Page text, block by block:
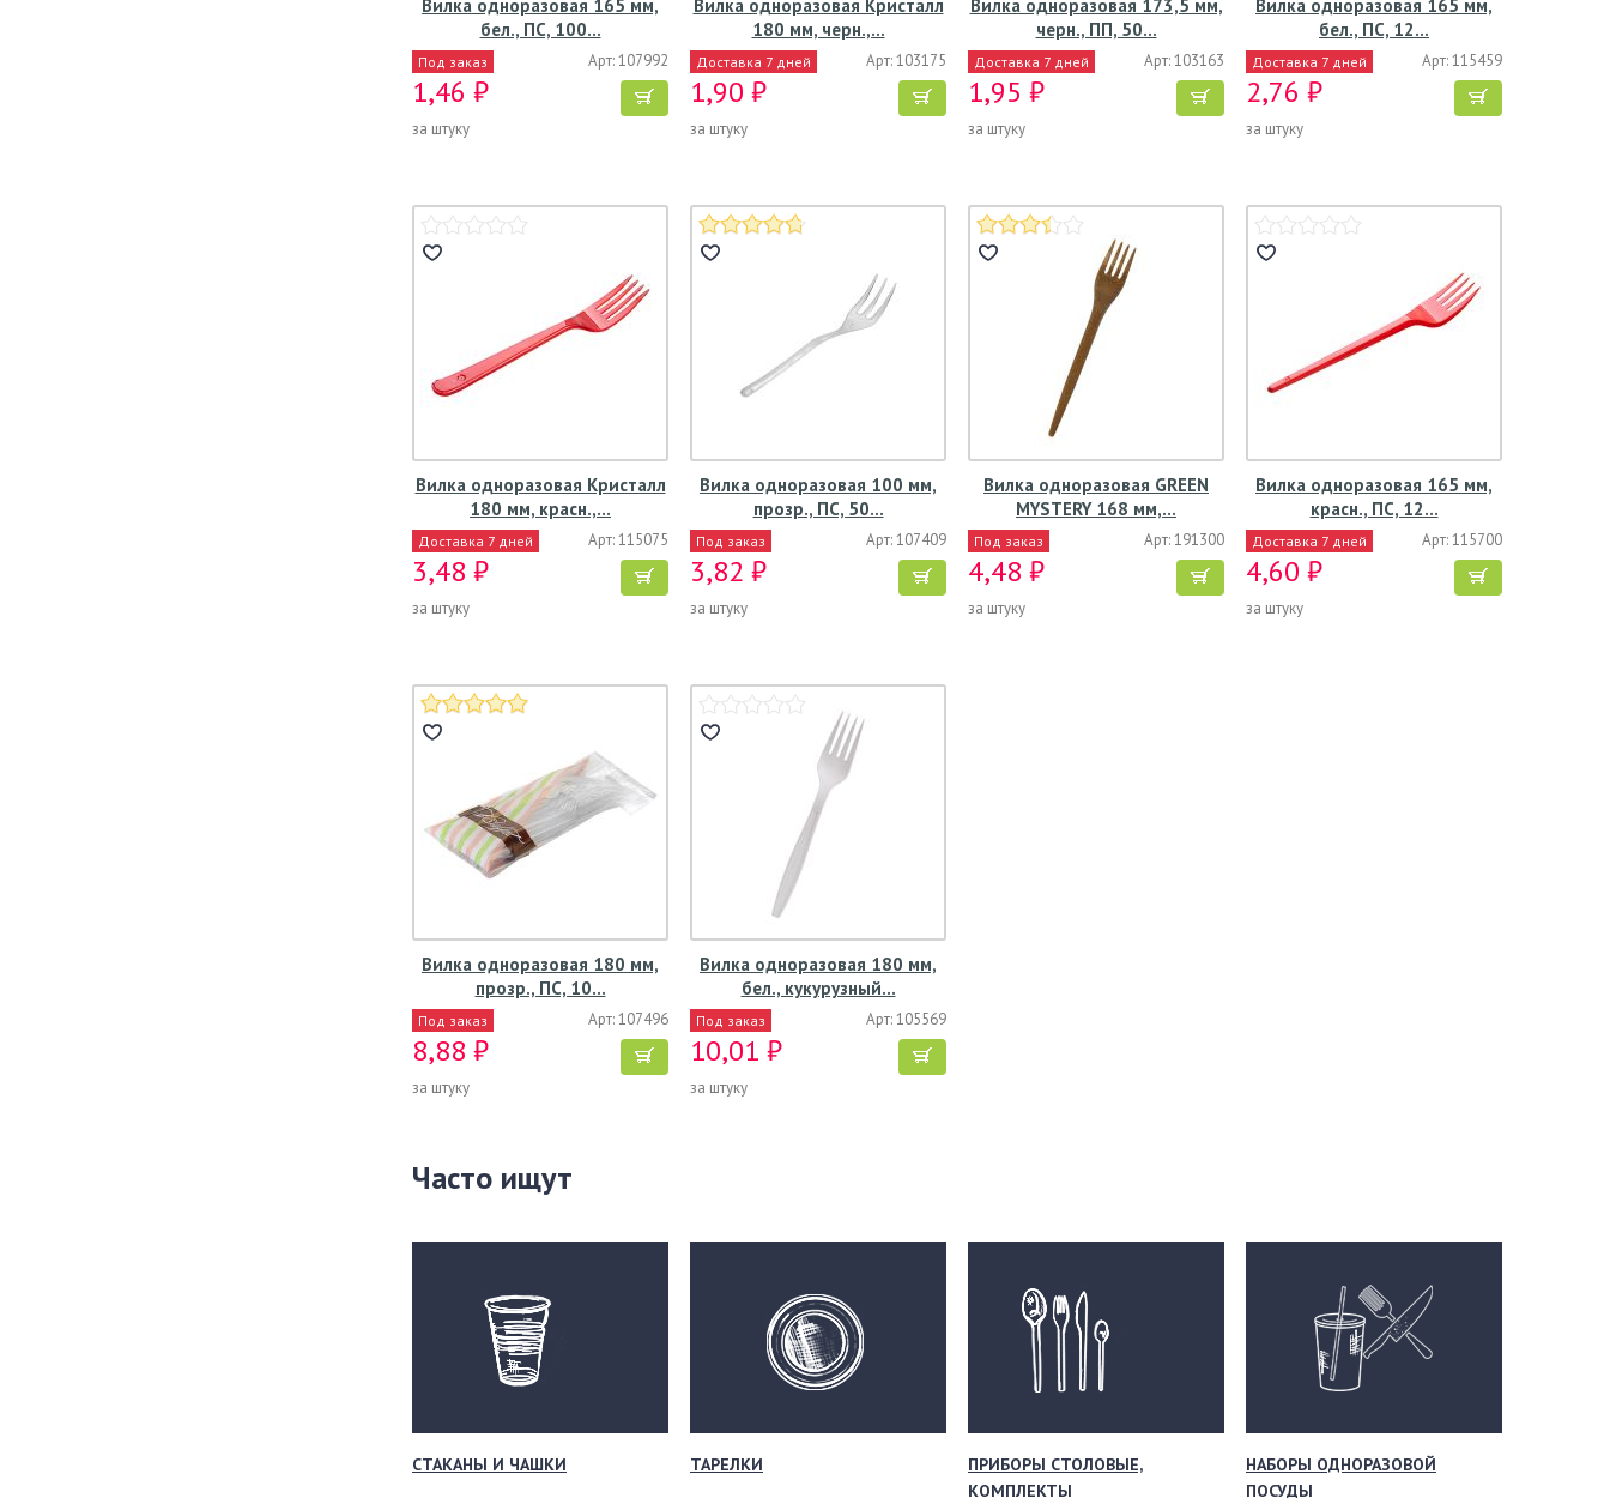
Вилка одноразовая 165 мм,
бел., ПС, 100…
Под заказ Арт: 107992
1,46 ₽
за штуку
Вилка одноразовая Кристалл
180 мм, черн.,…
Доставка 7 дней Арт: 103175
1,90 ₽
за штуку
Вилка одноразовая 173,5 мм,
черн., ПП, 50…
Доставка 7 дней Арт: 103163
1,95 ₽
за штуку
Вилка одноразовая 165 мм,
бел., ПС, 12…
Доставка 7 дней Арт: 115459
2,76 ₽
за штуку
Вилка одноразовая Кристалл
180 мм, красн.,…
Доставка 7 дней Арт: 115075
3,48 ₽
за штуку
Вилка одноразовая 100 мм,
прозр., ПС, 50…
Под заказ Арт: 107409
3,82 ₽
за штуку
Вилка одноразовая GREEN
MYSTERY 168 мм,…
Под заказ Арт: 191300
4,48 ₽
за штуку
Вилка одноразовая 165 мм,
красн., ПС, 12…
Доставка 7 дней Арт: 115700
4,60 ₽
за штуку
Вилка одноразовая 180 мм,
прозр., ПС, 10…
Под заказ Арт: 107496
8,88 ₽
за штуку
Вилка одноразовая 180 мм,
бел., кукурузный…
Под заказ Арт: 105569
10,01 ₽
за штуку
Часто ищут
СТАКАНЫ И ЧАШКИ ТАРЕЛКИ
ПРИБОРЫ СТОЛОВЫЕ,
КОМПЛЕКТЫ
НАБОРЫ ОДНОРАЗОВОЙ
ПОСУДЫ